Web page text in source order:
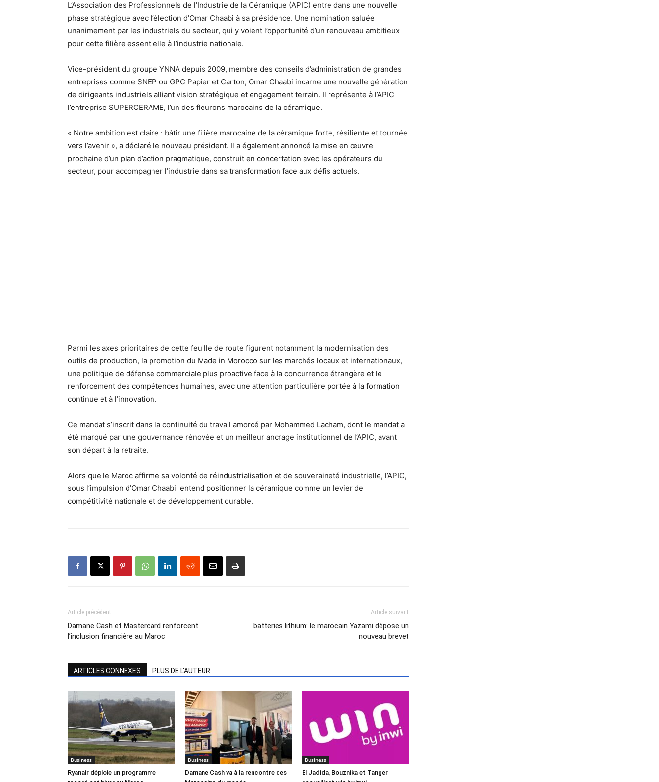
L’Association des Professionnels de l’Industrie de la Céramique (APIC) entre dans une nouvelle
phase stratégique avec l’élection d’Omar Chaabi à sa présidence. Une nomination saluée
unanimement par les industriels du secteur, qui y voient l’opportunité d’un renouveau ambitieux
pour cette filière essentielle à l’industrie nationale.
Vice-président du groupe YNNA depuis 2009, membre des conseils d’administration de grandes
entreprises comme SNEP ou GPC Papier et Carton, Omar Chaabi incarne une nouvelle génération
de dirigeants industriels alliant vision stratégique et engagement terrain. Il représente à l’APIC
l’entreprise SUPERCERAME, l’un des fleurons marocains de la céramique.
« Notre ambition est claire : bâtir une filière marocaine de la céramique forte, résiliente et tournée
vers l’avenir », a déclaré le nouveau président. Il a également annoncé la mise en œuvre
prochaine d’un plan d’action pragmatique, construit en concertation avec les opérateurs du
secteur, pour accompagner l’industrie dans sa transformation face aux défis actuels.
Parmi les axes prioritaires de cette feuille de route figurent notamment la modernisation des
outils de production, la promotion du Made in Morocco sur les marchés locaux et internationaux,
une politique de défense commerciale plus proactive face à la concurrence étrangère et le
renforcement des compétences humaines, avec une attention particulière portée à la formation
continue et à l’innovation.
Ce mandat s’inscrit dans la continuité du travail amorcé par Mohammed Lacham, dont le mandat a
été marqué par une gouvernance rénovée et un meilleur ancrage institutionnel de l’APIC, avant
son départ à la retraite.
Alors que le Maroc affirme sa volonté de réindustrialisation et de souveraineté industrielle, l’APIC,
sous l’impulsion d’Omar Chaabi, entend positionner la céramique comme un levier de
compétitivité nationale et de développement durable.
Article précédent
Damane Cash et Mastercard renforcent
l’inclusion financière au Maroc
Article suivant
batteries lithium: le marocain Yazami dépose un
nouveau brevet
ARTICLES CONNEXES PLUS DE L'AUTEUR
Business
Ryanair déploie un programme
Business
Damane Cash va à la rencontre des
Business
El Jadida, Bouznika et Tanger